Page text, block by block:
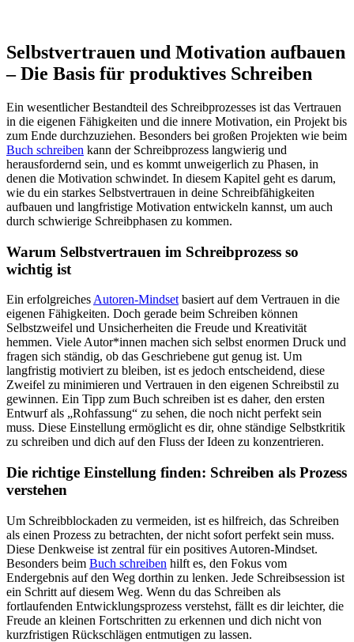
Selbstvertrauen und Motivation aufbauen
– Die Basis für produktives Schreiben
Ein wesentlicher Bestandteil des Schreibprozesses ist das Vertrauen
in die eigenen Fähigkeiten und die innere Motivation, ein Projekt bis
zum Ende durchzuziehen. Besonders bei großen Projekten wie beim
Buch schreiben kann der Schreibprozess langwierig und
herausfordernd sein, und es kommt unweigerlich zu Phasen, in
denen die Motivation schwindet. In diesem Kapitel geht es darum,
wie du ein starkes Selbstvertrauen in deine Schreibfähigkeiten
aufbauen und langfristige Motivation entwickeln kannst, um auch
durch schwierige Schreibphasen zu kommen.
Warum Selbstvertrauen im Schreibprozess so
wichtig ist
Ein erfolgreiches Autoren-Mindset basiert auf dem Vertrauen in die
eigenen Fähigkeiten. Doch gerade beim Schreiben können
Selbstzweifel und Unsicherheiten die Freude und Kreativität
hemmen. Viele Autor*innen machen sich selbst enormen Druck und
fragen sich ständig, ob das Geschriebene gut genug ist. Um
langfristig motiviert zu bleiben, ist es jedoch entscheidend, diese
Zweifel zu minimieren und Vertrauen in den eigenen Schreibstil zu
gewinnen. Ein Tipp zum Buch schreiben ist es daher, den ersten
Entwurf als „Rohfassung“ zu sehen, die noch nicht perfekt sein
muss. Diese Einstellung ermöglicht es dir, ohne ständige Selbstkritik
zu schreiben und dich auf den Fluss der Ideen zu konzentrieren.
Die richtige Einstellung finden: Schreiben als Prozess
verstehen
Um Schreibblockaden zu vermeiden, ist es hilfreich, das Schreiben
als einen Prozess zu betrachten, der nicht sofort perfekt sein muss.
Diese Denkweise ist zentral für ein positives Autoren-Mindset.
Besonders beim Buch schreiben hilft es, den Fokus vom
Endergebnis auf den Weg dorthin zu lenken. Jede Schreibsession ist
ein Schritt auf diesem Weg. Wenn du das Schreiben als
fortlaufenden Entwicklungsprozess verstehst, fällt es dir leichter, die
Freude an kleinen Fortschritten zu erkennen und dich nicht von
kurzfristigen Rückschlägen entmutigen zu lassen.